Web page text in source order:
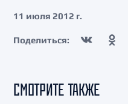
11 июля 2012 г.
Поделиться:
СМОТРИТЕ ТАКЖЕ